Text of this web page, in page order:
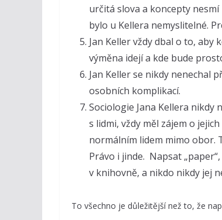
určitá slova a koncepty
bylo u Kellera nemyslitelné.
Jan Keller vždy dbal o to,
výměna idejí a kde bude
Jan Keller se nikdy nenechal
osobních komplikací.
Sociologie Jana Kellera
s lidmi, vždy měl zájem o
normálním lidem mimo obor.
Právo i jinde. Napsat
v knihovně, a nikdo nikdy jej
To všechno je důležitější než to, že